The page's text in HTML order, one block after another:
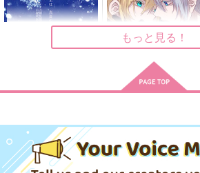
見るか
AMBIVALENT
専売 1,572円（税込）
PINK POWER
専売 315円（税込）
もっと見る！